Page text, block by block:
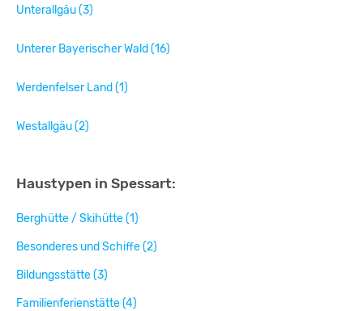
Unterallgäu (3)
Unterer Bayerischer Wald (16)
Werdenfelser Land (1)
Westallgäu (2)
Haustypen in Spessart:
Berghütte / Skihütte (1)
Besonderes und Schiffe (2)
Bildungsstätte (3)
Familienferienstätte (4)